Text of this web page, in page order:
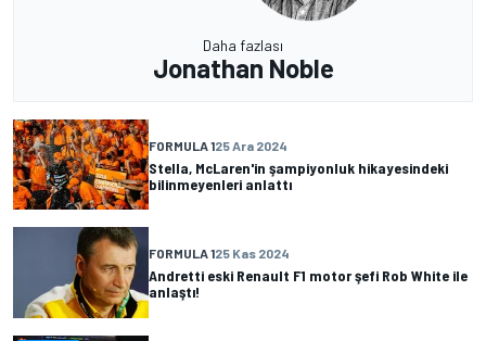
Daha fazlası
Jonathan Noble
FORMULA 125 Ara 2024
Stella, McLaren'in şampiyonluk hikayesindeki
bilinmeyenleri anlattı
FORMULA 125 Kas 2024
Andretti eski Renault F1 motor şefi Rob White ile
anlaştı!